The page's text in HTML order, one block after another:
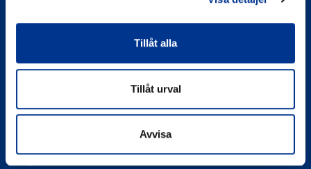
Tillåt alla
Tillåt urval
Avvisa
Västanvägen 83 D